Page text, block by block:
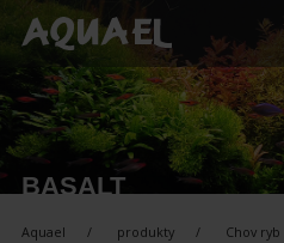
BASALT
Aquael produkty Chov ryb